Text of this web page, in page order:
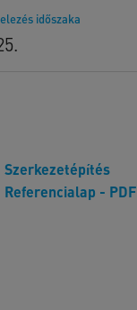
időszaka
Szerkezetépítés
Referencialap - PDF